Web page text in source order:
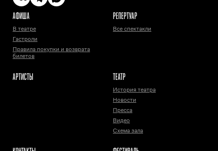
АФИША
В театре
Гастроли
Правила покупки и возврата
билетов
РЕПЕРТУАР
Все спектакли
АРТИСТЫ ТЕАТР
История театра
Новости
Пресса
Видео
Схема зала